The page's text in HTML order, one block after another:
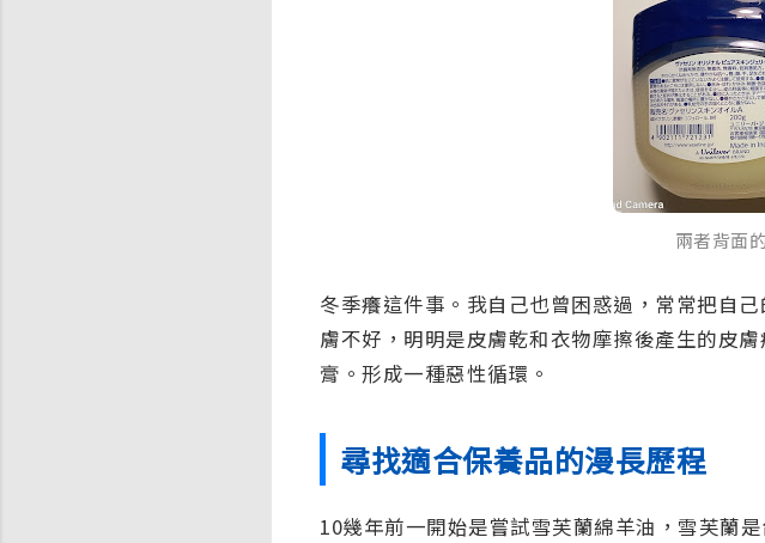
兩者背面
冬季癢這件事。我自己也曾困惑過，常常把自
膚不好，明明是皮膚乾和衣物摩擦後產生的皮
膏。形成一種惡性循環。
尋找適合保養品的漫長歷程
10幾年前一開始是嘗試雪芙蘭綿羊油，雪芙蘭